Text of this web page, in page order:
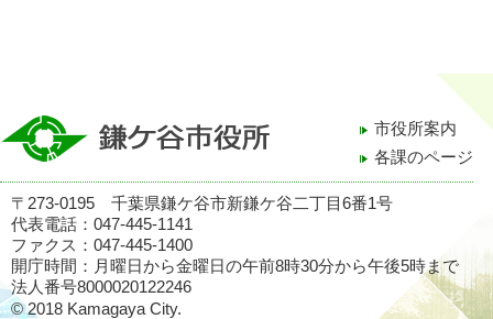
市役所案内
各課のページ
〒273-0195 千葉県鎌ケ谷市新鎌ケ谷二丁目6番1号
代表電話：047-445-1141
ファクス：047-445-1400
開庁時間：月曜日から金曜日の午前8時30分から午後5時まで
法人番号8000020122246
© 2018 Kamagaya City.